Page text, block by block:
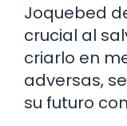
Joquebed
crucial al
criarlo en
adversas,
su futuro